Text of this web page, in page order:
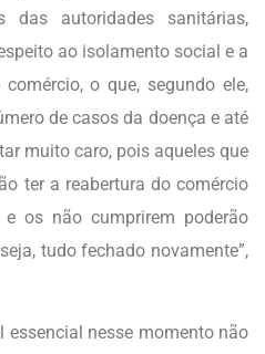
das autoridades sanitárias,
ao isolamento social e a
o que, segundo ele,
de casos da doença e até
muito caro, pois aqueles que
ter a reabertura do comércio
os não cumprirem poderão
tudo fechado novamente”,
essencial nesse momento não